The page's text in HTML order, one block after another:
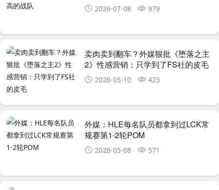
2026-07-08 979
卖肉卖到翻车？外媒狠批《堕落之主
2》性感营销：只学到了FS社的皮毛
2026-05-10 423
外媒：HLE每名队员都拿到过LCK常
规赛第1-2轮POM
2026-05-08 571